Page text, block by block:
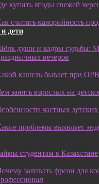
купить ягоды свежей
считать калорийность
дети
души и кадры судьбы:
вечеров
кашель бывает при
занять взрослых на
частных детских
проблемы выявляет
студентам в Казахстане
заливать фреон для